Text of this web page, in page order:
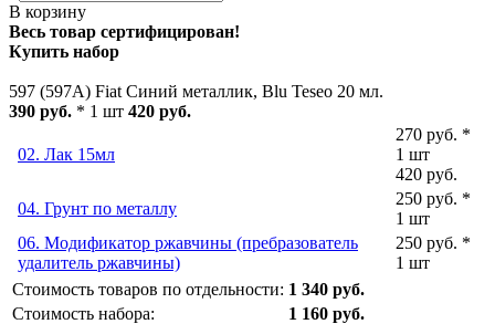
В корзину
Весь товар сертифицирован!
Купить набор
597 (597A) Fiat Синий металлик, Blu Teseo 20 мл.
390 руб. * 1 шт 420 руб.
02. Лак 15мл
270 руб. *
1 шт
420 руб.
04. Грунт по металлу
250 руб. *
1 шт
06. Модификатор ржавчины (пребразователь
удалитель ржавчины)
250 руб. *
1 шт
Стоимость товаров по отдельности: 1 340 руб.
Стоимость набора:
1 160 руб.